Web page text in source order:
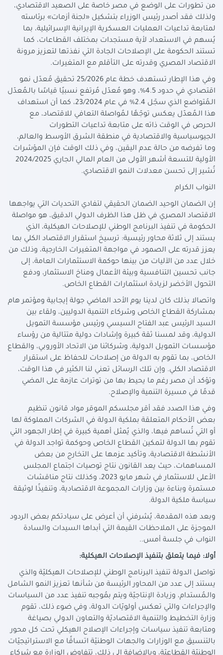
من تطورات على الوضع في مصر خاصة على الصعيد الاقتصادي،
ولذلك فقد أصدر رئيس الوزراء بتشكيل «لجنة أزمات» برئاسته
لمتابعة تداعيات العمليات العسكرية الإيرانية الإسرائيلية، بما
يُسهم في الاستعداد لأية مستجدات بمختلف القطاعات، كما
تستند الحكومة على الإصلاحات الجادة التي نفذتها لتعزيز مرونة
الاقتصاد المصري وقدرته على التأقلم مع المتغيرات.
وفي هذا الإطار تستهدف خطة عام 25/2026 تحقيق مُعدّل نمو
اقتصادي في حدود 4.5%، وهو مُعدّل مُرتفع نسبيًا قياسًا بالـمُعدّل
الـمُتواضع الذي سجّل 2.4% في عام 23/2024، كما أن استهداف
هذا الـمُعدّل يعكس توجّهًا لـمُواصلة التعافي للاقتصاد، مع
الحرص في الوقت ذاته على متابعة تداعيات التطورات
الجيوسياسية والاقتصادية في منطقة الشرق الأوسط والعالم،
وما تفرضه من حالة عدم اليقين، وفي ذلك الوقت فإن المؤشرات
الأولية للتسعة أشهر الأولى من العام المالي الجاري 2024/2025
تُشير إلى تحسن معدلات النمو الاقتصادي.
النواب الكرام
إن الضمان الوحيد الضمان الحقيقي لتفادي التحديات التي يواجهها
الاقتصاد المصري في ظل هذا الظرف الدولي الدقيق، هو مواصلة
الحكومة في تنفيذ البرنامج الوطني للإصلاحات الهيكلية، الذي
يستند إلى ثلاثة محاور رئيسية: ترسيخ استقرار الاقتصاد الكلي بما
يعزز قدرته على الصمود في مواجهة المتغيرات الخارجية، وذلك من
خلال عدد من الآليات من بينها حوكمة الاستثمارات العامة، إلى
جانب تحسين التنافسية وبيئة الأعمال ومناخ الاستثمار، ودفع
التحول الأخضر لزيادة استثمارات القطاع الخاص.
واتصالا بذلك كان لدينا يوم الأحد الماضي جولة إيجابية ومؤتمر هام
بمشاركة القطاع الخاص وشركاء التنمية الدوليين، ولقاء بين
السيد الرئيس عبد الفتاح السيسي ورئيس مؤسسة التمويل
الدولية، وقد لمسنا ثقة كبيرة وإشادات دولية متتالية من رؤساء
مؤسسات التمويل الدولية، وشركائنا من الاتحاد الأوروبي، والقطاع
الخاص، بما تقوم به الدولة من إصلاحات للحفاظ على استقرار
الاقتصاد الكلي. وإن تلك الرسائل تعني لنا الكثير في هذا الوقت،
وتؤكد أن مصر رغم ما يحيط بها من توترات عازمة على المضي
قدمًا في مسيرة التنمية والإصلاح.
وفي هذا الصدد فقد أقر مجلسكم الموقر مواد قانون تنظيم
بعض الأحكام المتعلقة بملكية الدولة في الشركات المملوكة لها
أو التي تُساهم فيها، والذي يُمثل أهمية كبيرة في إطار الجهود التي
تقوم بها الدولة لتمكين القطاع الخاص وحوكمة تواجد الدولة في
الأنشطة الاقتصادية، وتأكيد عزمها على التخارج من بعض
المساهمات، حيث يعد القانون نتاج توصيات اجتماع المجلس
الأعلى للاستثمار في شهر مايو 2023، وكذلك نتاج مناقشات
مستمرة وبناءة بين وزارات المجموعة الاقتصادية، وتنفيذًا لوثيقة
سياسة ملكية الدولة.
وبعد هذه المقدمة، يُشرفني أن أعرض على سيادتكم بعض الردود
الموجزة على الملاحظات القيمة التي أبداها السيدات والسادة
النواب في جلسة أمس..
أولا: فيما يتعلق بتنفيذ الإصلاحات الهيكلية:
تواصل الدولة تنفيذ البرنامج الوطني للإصلاحات الهيكليّة والذي
يستند إلى عدد من المحاور الرئيسة من شأنها تعزيز النمو الشامل
والـمُستدام، وزيادة الإنتاجيّة ويتم بمُوجبه تنفيذ عدد من السياسات
والإجراءات والتي تعكس أولويّات الدولة، وفي ضوء ذلك، تقوم
وزارة التخطيط والتنمية الاقتصاديّة والتعاون الدولي بصياغة
ومتابعة تنفيذ سياسات وإجراءات الإصلاح الهيكلي تحت كل محور
بالتنسيق مع الوزارات والجهات الوطنيّة اتساقًا مع الاستراتيجيّات